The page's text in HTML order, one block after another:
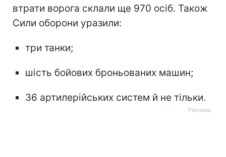
втрати ворога склали ще 970 осіб. Також
Сили оборони уразили:
три танки;
шість бойових броньованих машин;
36 артилерійських систем й не тільки.